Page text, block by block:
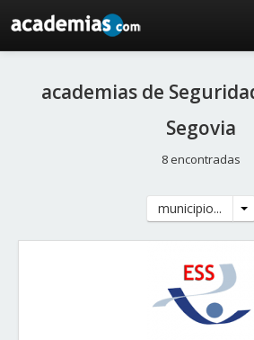
blog
academias de
Segovia
8 encontradas
municipio...